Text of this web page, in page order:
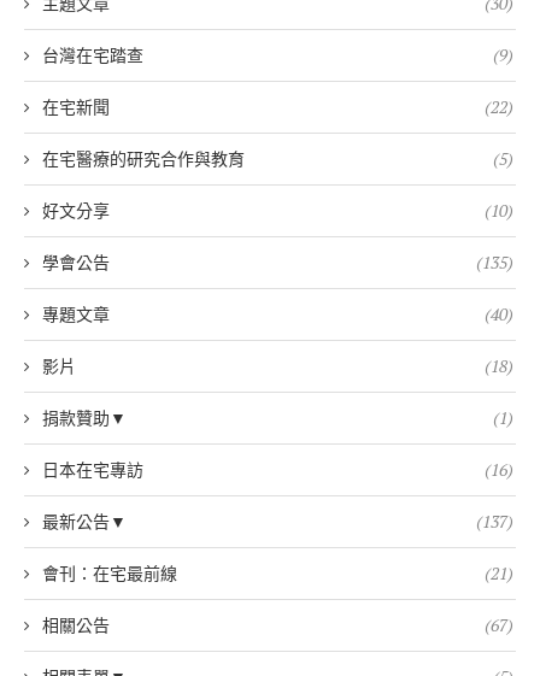
台灣在宅踏查 (9)
在宅新聞 (22)
在宅醫療的研究合作與教育 (5)
好文分享 (10)
學會公告 (135)
專題文章 (40)
影片 (18)
捐款贊助▼ (1)
日本在宅專訪 (16)
最新公告▼ (137)
會刊：在宅最前線 (21)
相關公告 (67)